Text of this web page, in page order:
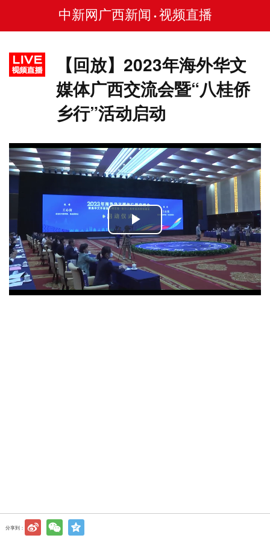
中新网广西新闻 • 视频直播
【回放】2023年海外华文
媒体广西交流会暨“八桂侨
乡行”活动启动
Play
Video